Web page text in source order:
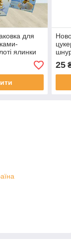
для
ялинки
г.
25